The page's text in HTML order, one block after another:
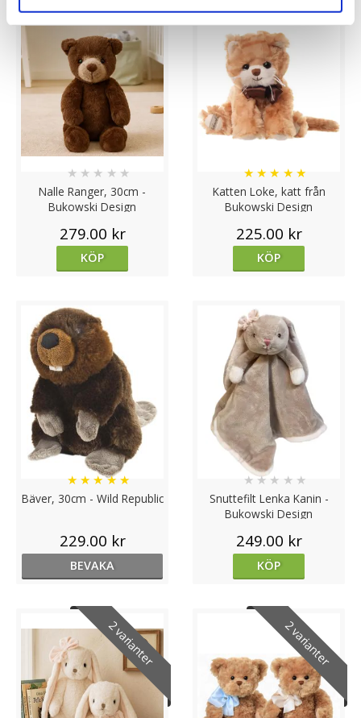
Nalle Ranger, 30cm -
Bukowski Design
★ ★ ★ ★ ★
279.00 kr
KÖP
Katten Loke, katt från
Bukowski Design
★ ★ ★ ★ ★
225.00 kr
KÖP
Bäver, 30cm - Wild Republic
★ ★ ★★ ★
229.00 kr
BEVAKA
Snuttefilt Lenka Kanin -
Bukowski Design
★★ ★ ★ ★
249.00 kr
KÖP
2 varianter 2 varianter